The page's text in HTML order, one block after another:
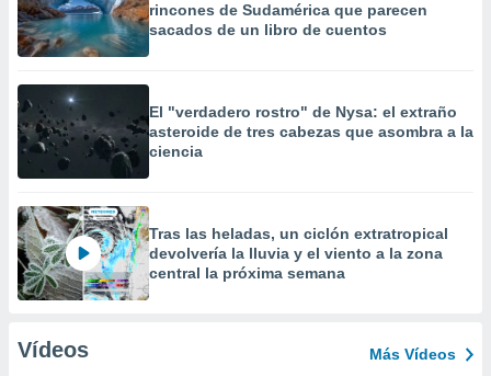
rincones de Sudamérica que parecen
sacados de un libro de cuentos
El "verdadero rostro" de Nysa: el extraño
asteroide de tres cabezas que asombra a la
ciencia
Tras las heladas, un ciclón extratropical
devolvería la lluvia y el viento a la zona
central la próxima semana
Vídeos Más Vídeos